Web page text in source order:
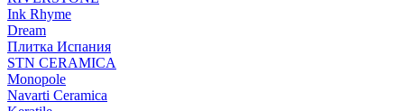
Ink Rhyme
Dream
Плитка Испания
STN CERAMICA
Monopole
Navarti Ceramica